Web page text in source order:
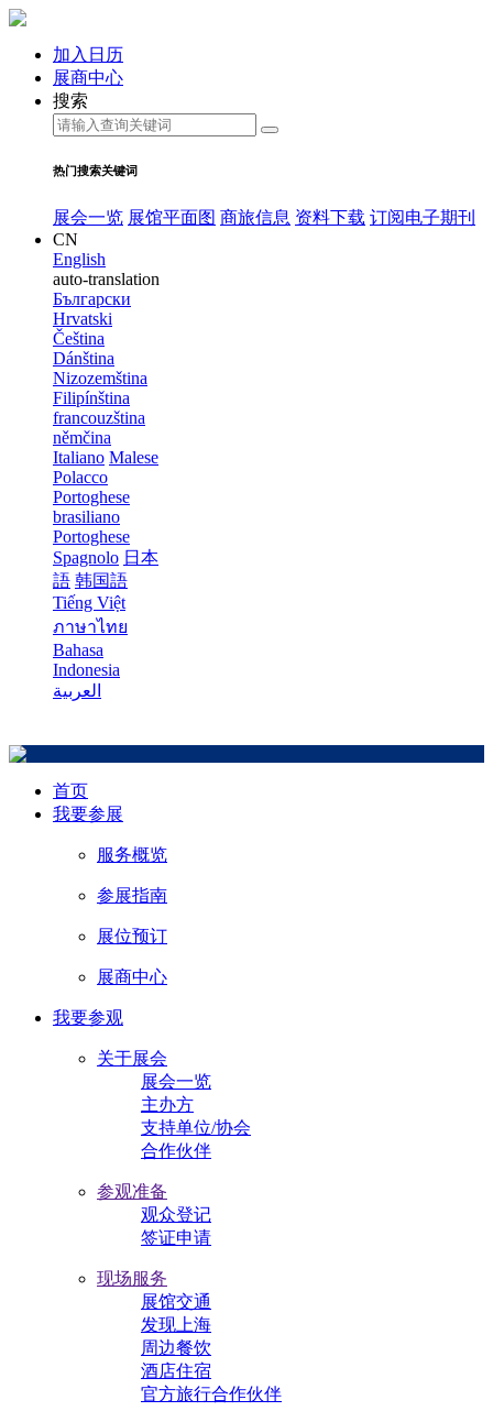
加入日历
展商中心
搜索
热门搜索关键词
展会一览 展馆平面图 商旅信息 资料下载 订阅电子期刊
CN
English
auto-translation
Български
Hrvatski
Čeština
Dánština
Nizozemština
Filipínština
francouzština
němčina
Italiano Malese
Polacco
Portoghese
brasiliano
Portoghese
Spagnolo 日本
語 韩国語
Tiếng Việt
ภาษาไทย
Bahasa
Indonesia
العربية
首页
我要参展
服务概览
参展指南
展位预订
展商中心
我要参观
关于展会
展会一览
主办方
支持单位/协会
合作伙伴
参观准备
观众登记
签证申请
现场服务
展馆交通
发现上海
周边餐饮
酒店住宿
官方旅行合作伙伴